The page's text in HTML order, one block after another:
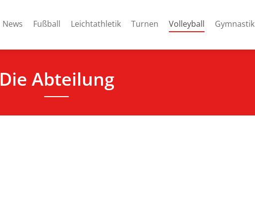
News Fußball Leichtathletik Turnen Volleyball(current)
Gymnastik
Die Abteilung